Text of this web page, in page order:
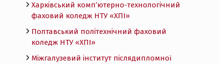
Харківський комп’ютерно-технологічний
фаховий коледж НТУ «ХПI»
Полтавський політехнічний фаховий
коледж НТУ «ХПI»
Міжгалузевий інститут післядипломної